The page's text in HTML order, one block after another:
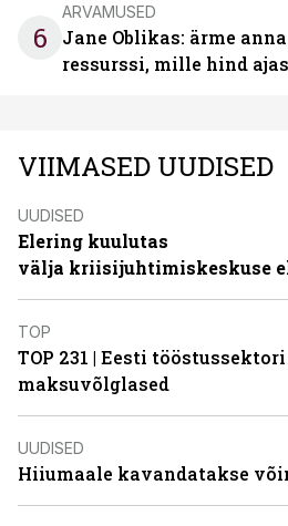
6
ARVAMUSED
Jane Oblikas: ärme
ressurssi, mille hind
VIIMASED UUDISED
UUDISED
Elering kuulutas
välja kriisijuhtimiskeskuse
TOP
TOP 231 | Eesti
maksuvõlglased
UUDISED
Hiiumaale kavandatakse